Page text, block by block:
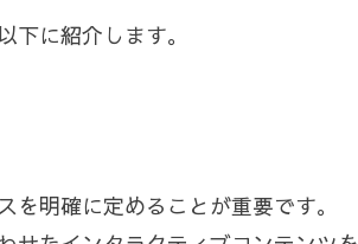
に紹介します。
明確に定めることが重要です。